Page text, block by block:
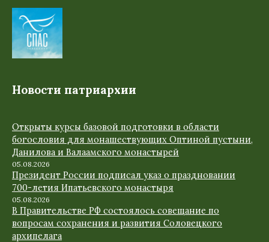
Новости патриархии
Открыты курсы базовой подготовки в области
богословия для монашествующих Оптиной пустыни,
Данилова и Валаамского монастырей
05.08.2026
Президент России подписал указ о праздновании
700-летия Ипатьевского монастыря
05.08.2026
В Правительстве РФ состоялось совещание по
вопросам сохранения и развития Соловецкого
архипелага